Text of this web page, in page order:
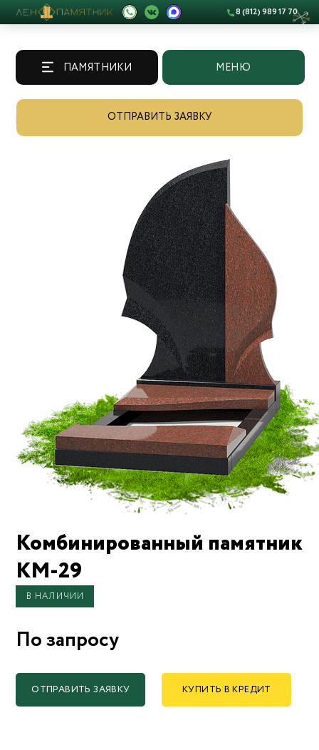
8 (812) 989 17 70
ПАМЯТНИКИ МЕНЮ
ОТПРАВИТЬ ЗАЯВКУ
Памятники Каталог/
Комбинированный памятник
KM-29
В НАЛИЧИИ
По запросу
ОТПРАВИТЬ ЗАЯВКУ КУПИТЬ В КРЕДИТ